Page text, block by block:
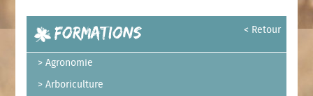
< Retour
Formations
Agronomie
Arboriculture